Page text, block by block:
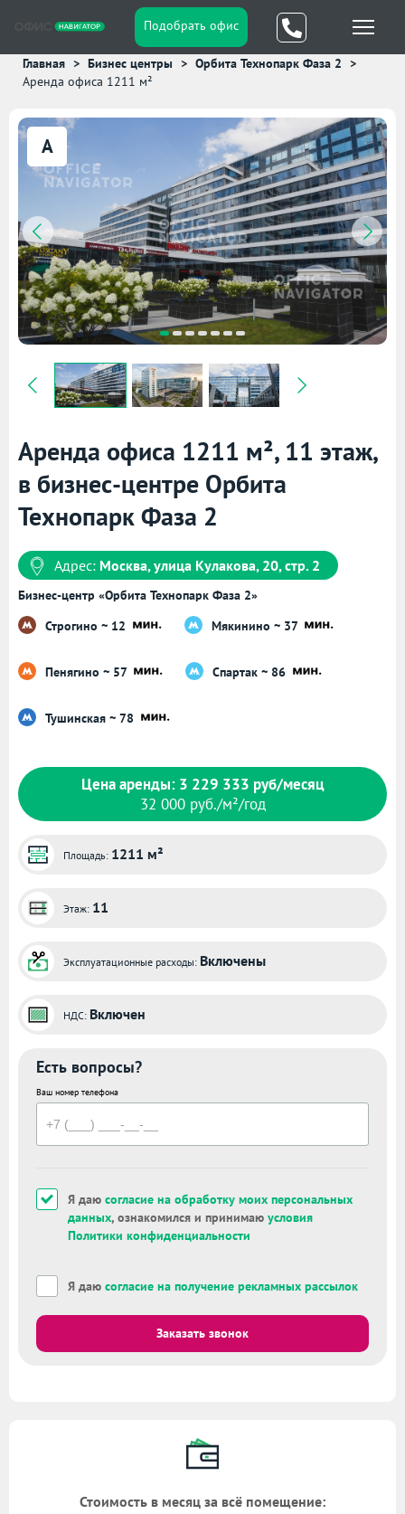
Подобрать офис
Главная Бизнес центры
Орбита Технопарк Фаза 2
Аренда офиса 1211 м²
A
Аренда офиса 1211 м², 11 этаж,
в бизнес-центре Орбита
Технопарк Фаза 2
Адрес: Москва, улица Кулакова, 20, стр. 2
Бизнес-центр «Орбита Технопарк Фаза 2»
Строгино ~ 12
Мякинино ~ 37
Пенягино ~ 57 Спартак ~ 86
Тушинская ~ 78
Цена аренды: 3 229 333 руб/месяц
32 000 руб./м²/год
Площадь: 1211 м²
Этаж: 11
Эксплуатационные расходы: Включены
НДС: Включен
Есть вопросы?
Ваш номер телефона
Я даю согласие на обработку моих персональных
данных, ознакомился и принимаю условия
Политики конфиденциальности
Я даю согласие на получение рекламных рассылок
Заказать звонок
Стоимость в месяц за всё помещение: